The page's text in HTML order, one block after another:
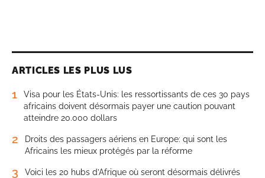
ARTICLES LES PLUS LUS
1
Visa pour les États-Unis: les ressortissants de ces 30 pays
africains doivent désormais payer une caution pouvant
atteindre 20.000 dollars
2
Droits des passagers aériens en Europe: qui sont les
Africains les mieux protégés par la réforme
3
Voici les 20 hubs d’Afrique où seront désormais délivrés